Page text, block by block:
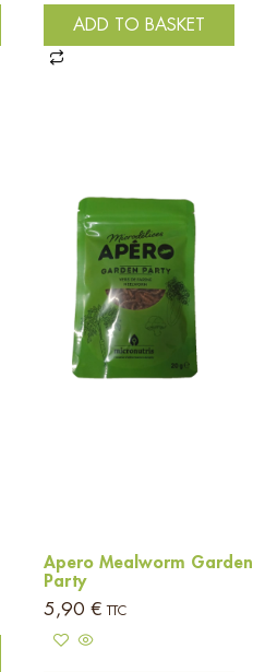
ADD TO BASKET
Apero Mealworm Garden
Party
5,90 € TTC